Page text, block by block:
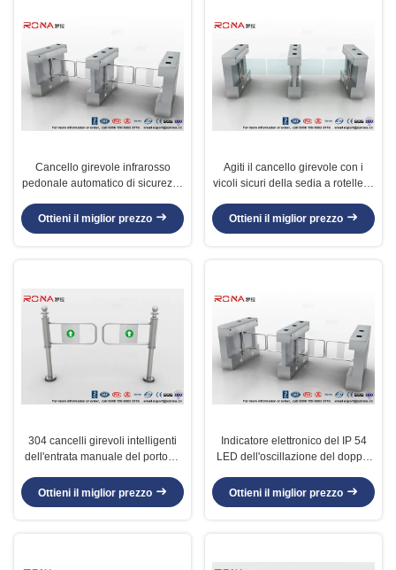
Cancello girevole infrarosso
pedonale automatico di sicurezza
del portone di oscillazione RFID
Ottieni il miglior prezzo
Agiti il cancello girevole con i
vicoli sicuri della sedia a rotelle di
Passager/900mm dell'ospite
Ottieni il miglior prezzo
304 cancelli girevoli intelligenti
dell'entrata manuale del portone
dell'acciaio inossidabile per il
supermercato
Ottieni il miglior prezzo
Indicatore elettronico del IP 54
LED dell'oscillazione del doppio
inossidabile del portone della
barriera dell'oscillazione della
Ottieni il miglior prezzo